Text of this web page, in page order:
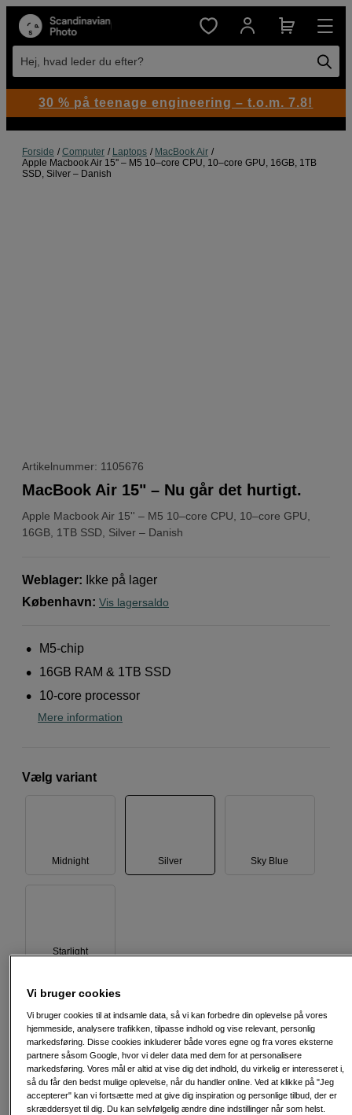
Hej, hvad leder du efter?
Forside Computer Laptops
MacBook Air
Apple Macbook Air 15'' – M5 10–core CPU, 10–core GPU, 16GB, 1TB
SSD, Silver – Danish
Artikelnummer: 1105676
Apple Macbook Air 15'' – M5 10–core CPU, 10–core GPU,
16GB, 1TB SSD, Silver – Danish
MacBook Air 15" – Nu går det hurtigt.
Weblager:
Ikke på lager
København: Vis lagersaldo
M5-chip
16GB RAM & 1TB SSD
10-core processor
Mere information
Vælg variant
Midnight Silver Sky Blue
Starlight
Oplader ikke inkluderet 35-72
W
USB PD
Infinite Wall Charger EU PD 67W GaN
299 DKK
30 % på teenage engineering – t.o.m. 7.8!
Vi bruger cookies
Vi bruger cookies til at indsamle data, så vi kan forbedre din oplevelse på vores
hjemmeside, analysere trafikken, tilpasse indhold og vise relevant, personlig
markedsføring. Disse cookies inkluderer både vores egne og fra vores eksterne
partnere såsom Google, hvor vi deler data med dem for at personalisere
markedsføring. Vores mål er altid at vise dig det indhold, du virkelig er interesseret i,
så du får den bedst mulige oplevelse, når du handler online. Ved at klikke på "Jeg
accepterer" kan vi fortsætte med at give dig inspiration og personlige tilbud, der er
skræddersyet til dig. Du kan selvfølgelig ændre dine indstillinger når som helst.